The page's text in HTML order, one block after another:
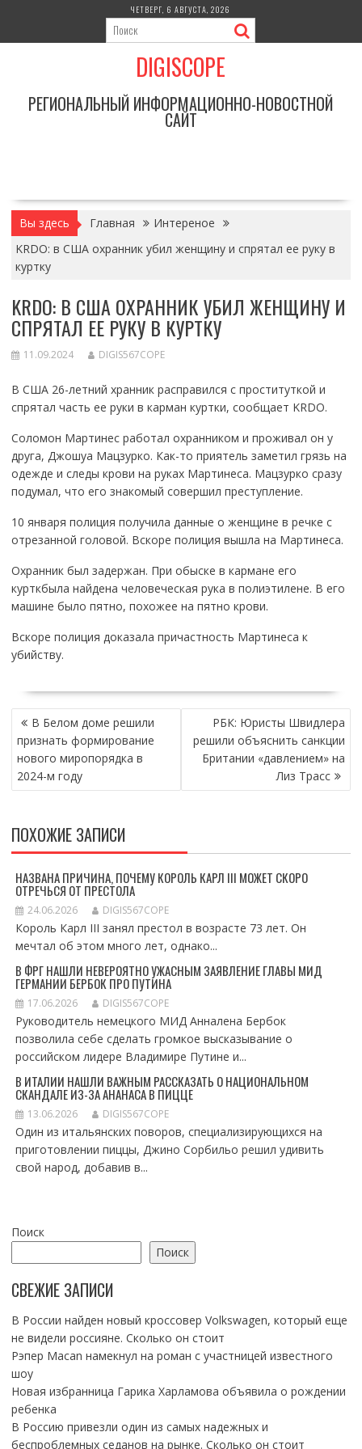
содержимому
ЧЕТВЕРГ, 6 АВГУСТА, 2026
DIGISCOPE
РЕГИОНАЛЬНЫЙ ИНФОРМАЦИОННО-НОВОСТНОЙ
САЙТ
Вы здесь Главная
Интереное
KRDO: в США охранник убил женщину и спрятал ее руку в
куртку
KRDO: В США ОХРАННИК УБИЛ ЖЕНЩИНУ И
СПРЯТАЛ ЕЕ РУКУ В КУРТКУ
11.09.2024 DIGIS567COPE
В США 26-летний хранник расправился с проституткой и
спрятал часть ее руки в карман куртки, сообщает KRDO.
Соломон Мартинес работал охранником и проживал он у
друга, Джошуа Мацзурко. Как-то приятель заметил грязь на
одежде и следы крови на руках Мартинеса. Мацзурко сразу
подумал, что его знакомый совершил преступление.
10 января полиция получила данные о женщине в речке с
отрезанной головой. Вскоре полиция вышла на Мартинеса.
Охранник был задержан. При обыске в кармане его
курткбыла найдена человеческая рука в полиэтилене. В его
машине было пятно, похожее на пятно крови.
Вскоре полиция доказала причастность Мартинеса к
убийству.
НАВИГАЦИЯ
ПО
ЗАПИСЯМ
В Белом доме решили
признать формирование
нового миропорядка в
2024-м году
РБК: Юристы Швидлера
решили объяснить санкции
Британии «давлением» на
Лиз Трасс
ПОХОЖИЕ ЗАПИСИ
НАЗВАНА ПРИЧИНА, ПОЧЕМУ КОРОЛЬ КАРЛ III МОЖЕТ СКОРО
ОТРЕЧЬСЯ ОТ ПРЕСТОЛА
24.06.2026 DIGIS567COPE
Король Карл III занял престол в возрасте 73 лет. Он
мечтал об этом много лет, однако...
В ФРГ НАШЛИ НЕВЕРОЯТНО УЖАСНЫМ ЗАЯВЛЕНИЕ ГЛАВЫ МИД
ГЕРМАНИИ БЕРБОК ПРО ПУТИНА
17.06.2026 DIGIS567COPE
Руководитель немецкого МИД Анналена Бербок
позволила себе сделать громкое высказывание о
российском лидере Владимире Путине и...
В ИТАЛИИ НАШЛИ ВАЖНЫМ РАССКАЗАТЬ О НАЦИОНАЛЬНОМ
СКАНДАЛЕ ИЗ-ЗА АНАНАСА В ПИЦЦЕ
13.06.2026 DIGIS567COPE
Один из итальянских поворов, специализирующихся на
приготовлении пиццы, Джино Сорбильо решил удивить
свой народ, добавив в...
Поиск
Поиск
СВЕЖИЕ ЗАПИСИ
В России найден новый кроссовер Volkswagen, который еще
не видели россияне. Сколько он стоит
Рэпер Macan намекнул на роман с участницей известного
шоу
Новая избранница Гарика Харламова объявила о рождении
ребенка
В Россию привезли один из самых надежных и
беспроблемных седанов на рынке. Сколько он стоит